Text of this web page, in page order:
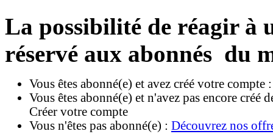
La possibilité de réagir à
réservé aux abonnés du
Vous êtes abonné(e) et avez créé votre compte
Vous êtes abonné(e) et n'avez pas encore créé
Créer votre compte
Vous n'êtes pas abonné(e) : Découvrez nos